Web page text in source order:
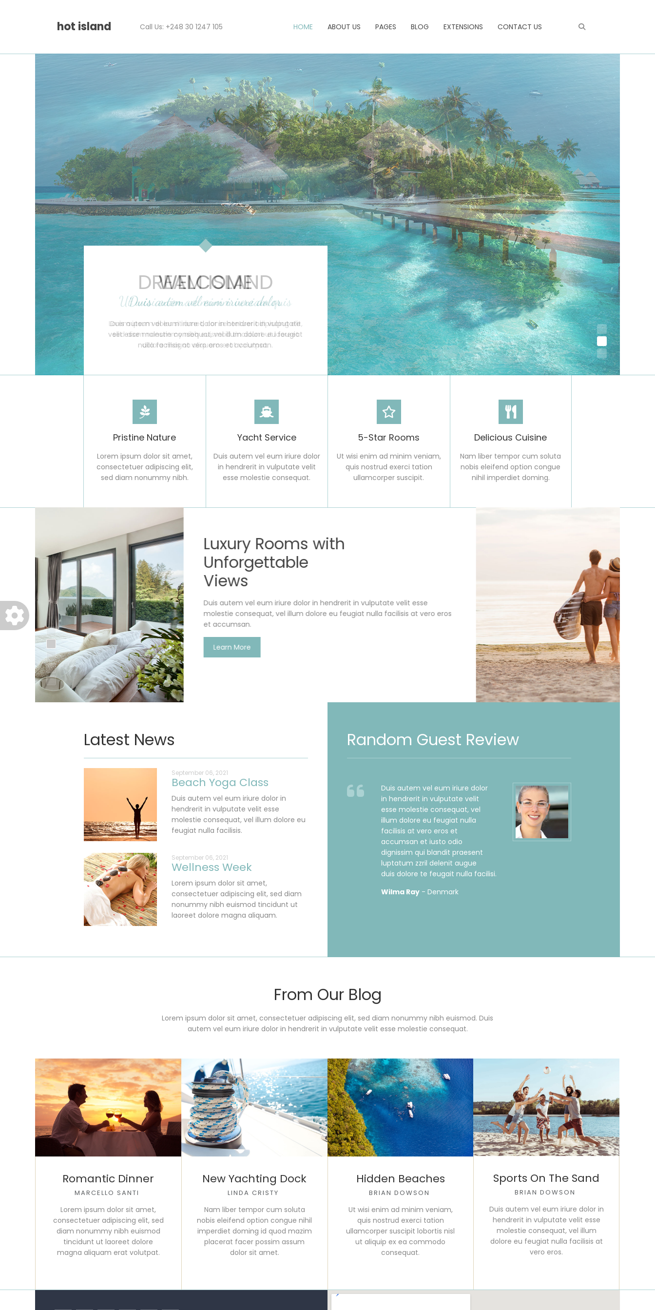
hot island Call Us: +248 30 1247 105 HOME ABOUT US PAGES BLOG EXTENSIONS CONTACT US
DREAM ISLAND
Ut wisi enim ad minim veniam quis
Lorem ipsum dolor sit amet, consectetuer adipiscing elit,
sed diam nonummy nibh euismod tincidunt ut laoreet
dolore magna aliquam erat volutpat.
Pristine Nature
Lorem ipsum dolor sit amet,
consectetuer adipiscing elit,
sed diam nonummy nibh.
Yacht Service
Duis autem vel eum iriure dolor
in hendrerit in vulputate velit
esse molestie consequat.
5-Star Rooms
Ut wisi enim ad minim veniam,
quis nostrud exerci tation
ullamcorper suscipit.
Delicious Cuisine
Nam liber tempor cum soluta
nobis eleifend option congue
nihil imperdiet doming.
Facilisis at vero eros et accumsan et iusto odio dignissim qui blandit
praesent luptatum zzril delenit augue duis dolore te feugait nulla facilisi.
Lorem ipsum dolor sit amet, consectetuer adipiscing elit, sed diam
nonummy nibh euismod tincidunt ut laoreet dolore magna aliquam erat
Latest News
September 06, 2021
Beach Yoga Class
Duis autem vel eum iriure dolor in
hendrerit in vulputate velit esse
molestie consequat, vel illum dolore eu
feugiat nulla facilisis.
September 06, 2021
Wellness Week
Lorem ipsum dolor sit amet,
consectetuer adipiscing elit, sed diam
nonummy nibh euismod tincidunt ut
laoreet dolore magna aliquam.
Random Guest Review
Duis autem vel eum iriure dolor
in hendrerit in vulputate velit
esse molestie consequat, vel
illum dolore eu feugiat nulla
facilisis at vero eros et
accumsan et iusto odio
dignissim qui blandit praesent
luptatum zzril delenit augue
duis dolore te feugait nulla facilisi.
Wilma Ray - Denmark
From Our Blog
Lorem ipsum dolor sit amet, consectetuer adipiscing elit, sed diam nonummy nibh euismod. Duis
autem vel eum iriure dolor in hendrerit in vulputate velit esse molestie consequat.
Romantic Dinner
MARCELLO SANTI
Lorem ipsum dolor sit amet,
consectetuer adipiscing elit, sed
diam nonummy nibh euismod
tincidunt ut laoreet dolore
magna aliquam erat volutpat.
New Yachting Dock
LINDA CRISTY
Nam liber tempor cum soluta
nobis eleifend option congue nihil
imperdiet doming id quod mazim
placerat facer possim assum
dolor sit amet.
Hidden Beaches
BRIAN DOWSON
Ut wisi enim ad minim veniam,
quis nostrud exerci tation
ullamcorper suscipit lobortis nisl
ut aliquip ex ea commodo
consequat.
Sports On The Sand
BRIAN DOWSON
Duis autem vel eum iriure dolor in
hendrerit in vulputate velit esse
molestie consequat, vel illum
dolore eu feugiat nulla facilisis at
vero eros.